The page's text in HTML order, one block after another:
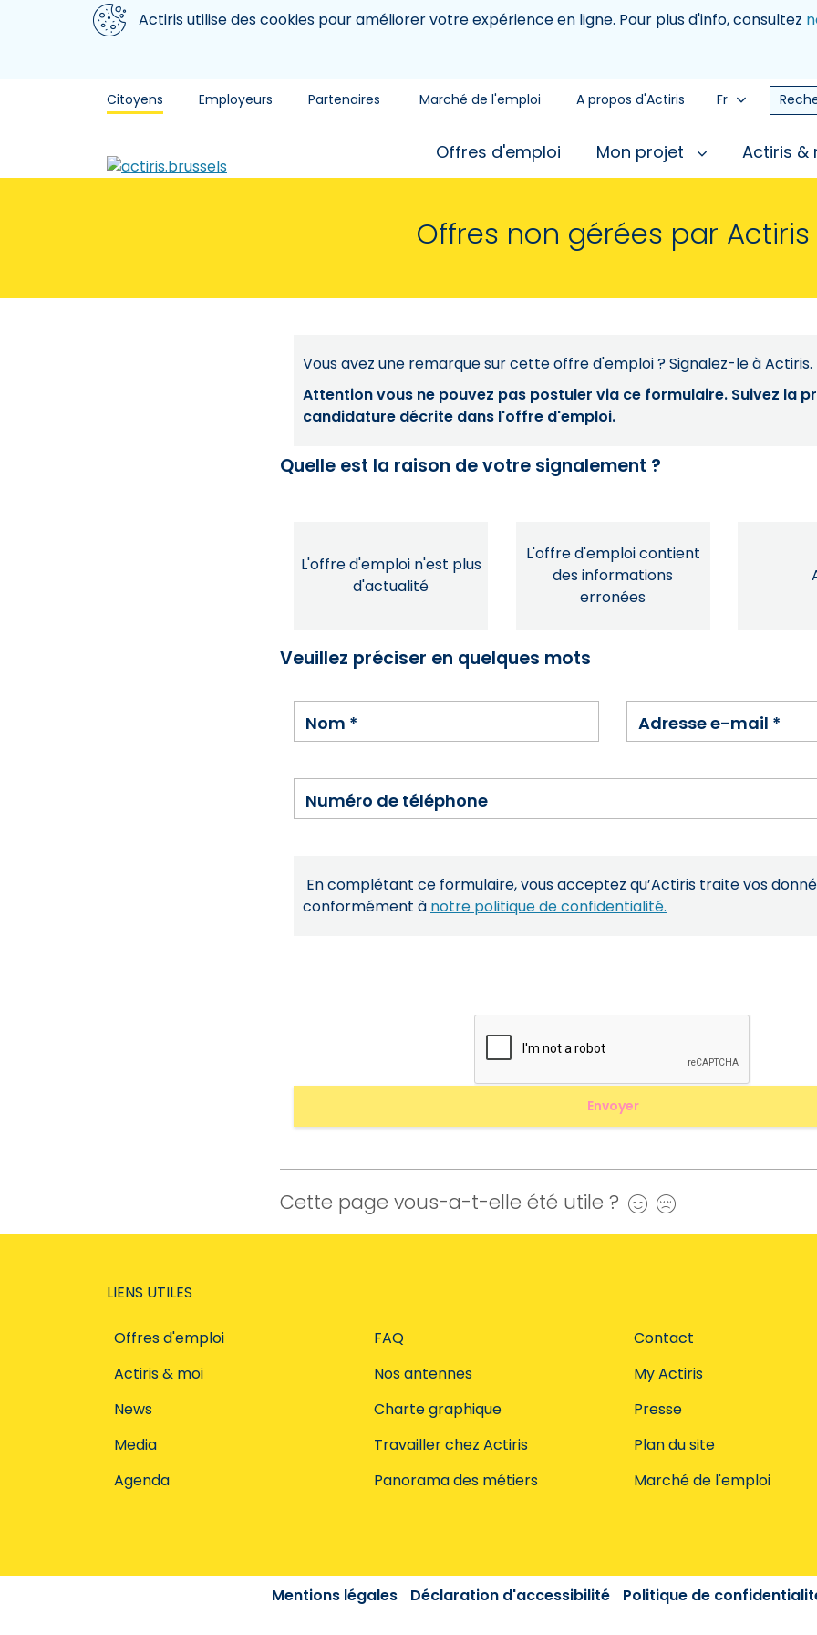
Aller au contenu principal
Nous utilisons des cookiesActiris utilise des cookies pour améliorer votre expérience en ligne. Pour plus d'info, consultez
Citoyens Employeurs Partenaires Marché de l'emploi A propos d'Actiris Fr
Offres d'emploi Mon projet Actiris
Offres non gérées par Actiris
Vous avez une remarque sur cette offre d'emploi ? Signalez-le à Actiris.
Attention vous ne pouvez pas postuler via ce formulaire. Suivez la
candidature décrite dans l'offre d'emploi.
Quelle est la raison de votre signalement ?
L'offre d'emploi n'est plus
d'actualité
L'offre d'emploi contient
des informations
erronées
Veuillez préciser en quelques mots
Nom * Adresse e-mail *
Numéro de téléphone
En complétant ce formulaire, vous acceptez qu’Actiris traite vos
conformément à notre politique de confidentialité.
Cette page vous-a-t-elle été utile ? Oui
LIENS UTILES
Offres d'emploi
Actiris & moi
News
Media
Agenda
FAQ
Nos antennes
Charte graphique
Travailler chez Actiris
Panorama des métiers
Contact
My Actiris
Presse
Plan du site
Marché de l'emploi
Mentions légales Déclaration d'accessibilité Politique de